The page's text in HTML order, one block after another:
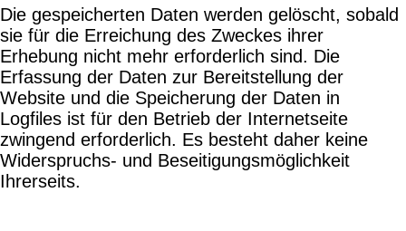
Die gespeicherten Daten werden gelöscht, sobald
sie für die Erreichung des Zweckes ihrer
Erhebung nicht mehr erforderlich sind. Die
Erfassung der Daten zur Bereitstellung der
Website und die Speicherung der Daten in
Logfiles ist für den Betrieb der Internetseite
zwingend erforderlich. Es besteht daher keine
Widerspruchs- und Beseitigungsmöglichkeit
Ihrerseits.